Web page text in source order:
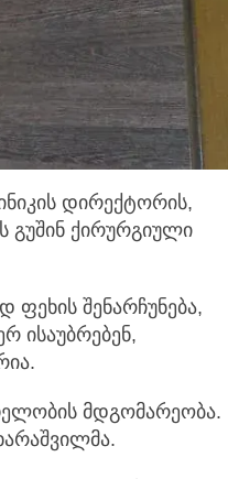
დირექტორის,
გუშინ ქირურგიული
ფეხის შენარჩუნება,
ისაუბრებენ,
მდგომარეობა.